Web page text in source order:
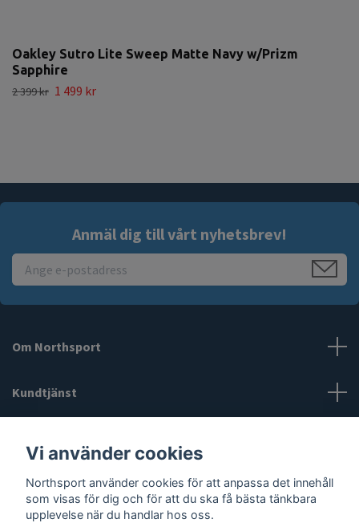
Oakley Sutro Lite Sweep Matte Navy w/Prizm
Sapphire
2 399 kr 1 499 kr
Anmäl dig till vårt nyhetsbrev!
Om Northsport
Kundtjänst
Sociala medier
Vi använder cookies
Northsport använder cookies för att anpassa det innehåll
som visas för dig och för att du ska få bästa tänkbara
upplevelse när du handlar hos oss.